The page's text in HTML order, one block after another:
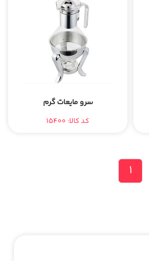
سرو مایعات گرم
کد کالا: 15400
1